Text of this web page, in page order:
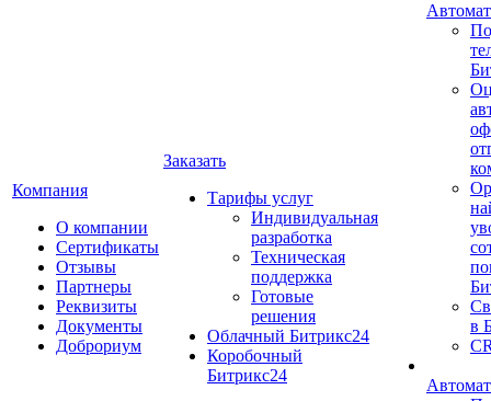
Компания
О компании
Сертификаты
Отзывы
Партнеры
Реквизиты
Документы
Доброриум
Заказать
Тарифы услуг
Индивидуальная
разработка
Техническая
поддержка
Готовые
решения
Облачный Битрикс24
Коробочный
Битрикс24
в